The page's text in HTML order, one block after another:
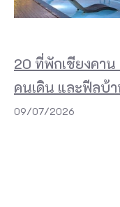
20 ที่พักเชียงคา
คนเดิน และฟีลบ้
09/07/2026